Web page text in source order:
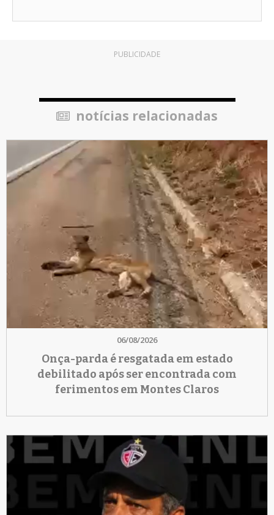
PUBLICIDADE
notícias relacionadas
06/08/2026
Onça-parda é resgatada em estado
debilitado após ser encontrada com
ferimentos em Montes Claros